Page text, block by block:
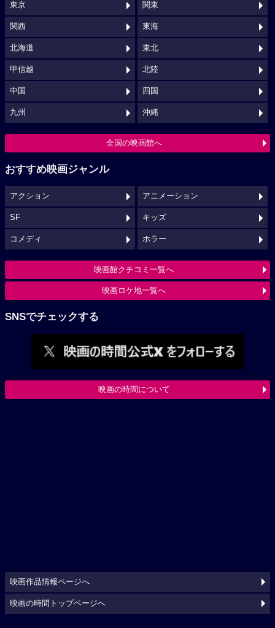
東京 関東
関西 東海
北海道 東北
甲信越 北陸
中国 四国
九州 沖縄
全国の映画館へ
おすすめ映画ジャンル
アクション アニメーション
SF キッズ
コメディ ホラー
映画館クチコミ一覧へ
映画ロケ地一覧へ
SNSでチェックする
映画の時間について
映画作品情報ページへ
映画の時間トップページへ